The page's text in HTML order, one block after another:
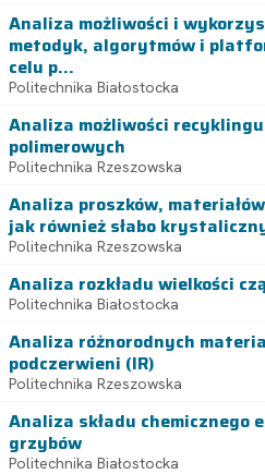
Analiza możliwości i
metodyk, algorytmów i
celu p...
Politechnika Białostocka
Analiza możliwości
polimerowych
Politechnika Rzeszowska
Analiza proszków,
jak również słabo
Politechnika Rzeszowska
Analiza rozkładu wielkości
Politechnika Białostocka
Analiza różnorodnych
podczerwieni (IR)
Politechnika Rzeszowska
Analiza składu
grzybów
Politechnika Białostocka